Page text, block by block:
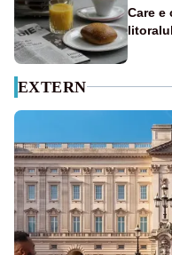
Care e
EXTERN